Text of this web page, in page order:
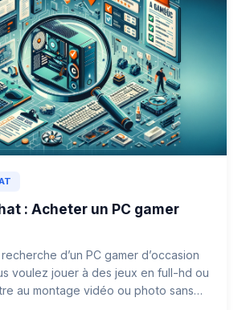
: Acheter un PC gamer
d’un PC gamer d’occasion
voulez jouer à des jeux en full-hd ou
au montage vidéo ou photo sans